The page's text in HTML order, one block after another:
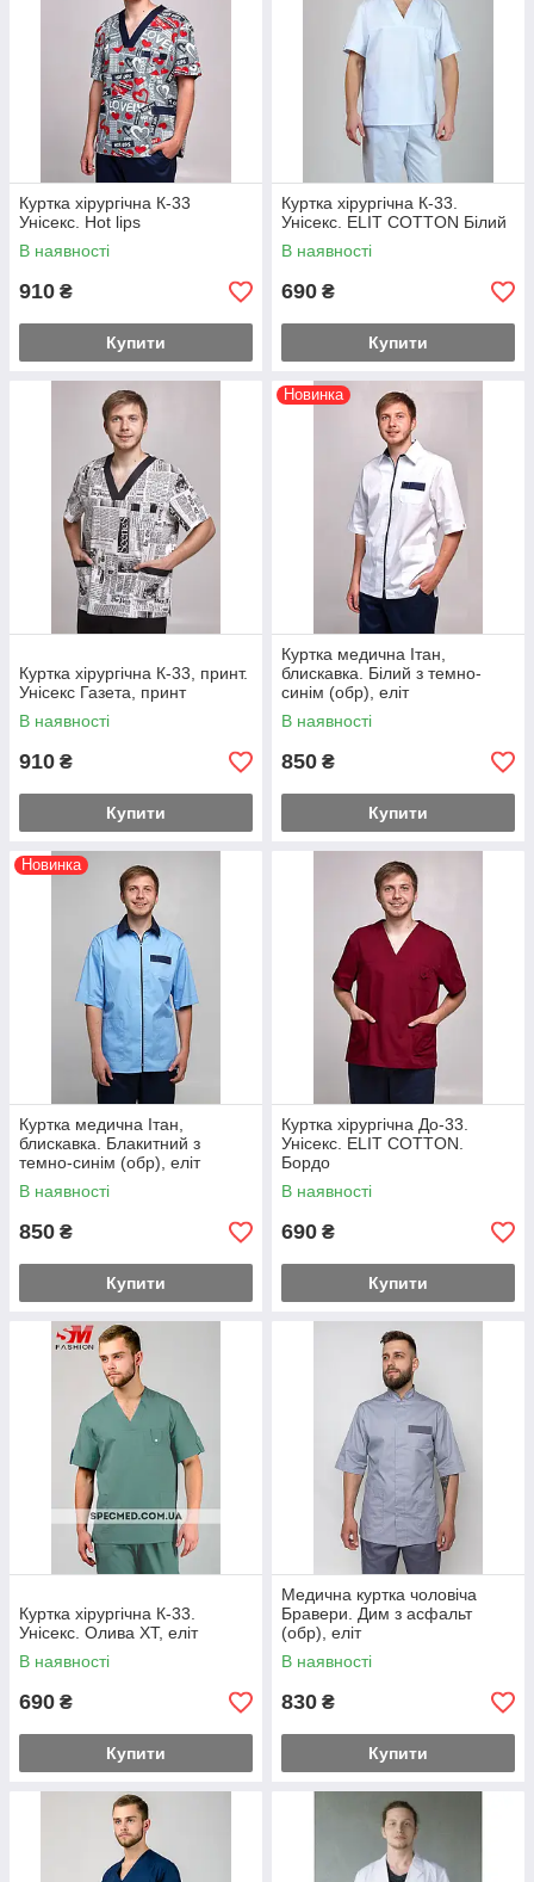
Куртка хірургічна К-33
Унісекс. Hot lips
В наявності
910 ₴
Купити
Куртка хірургічна К-33.
Унісекс. ELIT COTTON Білий
В наявності
690 ₴
Купити
Куртка хірургічна К-33, принт.
Унісекс Газета, принт
В наявності
910 ₴
Купити
Новинка
Куртка медична Ітан,
блискавка. Білий з темно-
синім (обр), еліт
В наявності
850 ₴
Купити
Новинка
Куртка медична Ітан,
блискавка. Блакитний з
темно-синім (обр), еліт
В наявності
850 ₴
Купити
Куртка хірургічна До-33.
Унісекс. ELIT COTTON.
Бордо
В наявності
690 ₴
Купити
Куртка хірургічна К-33.
Унісекс. Олива ХТ, еліт
В наявності
690 ₴
Купити
Медична куртка чоловіча
Бравери. Дим з асфальт
(обр), еліт
В наявності
830 ₴
Купити